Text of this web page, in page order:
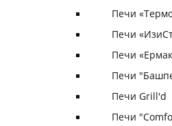
Печи
Печи
Печи
Печи
Печи Grill'd
Печи